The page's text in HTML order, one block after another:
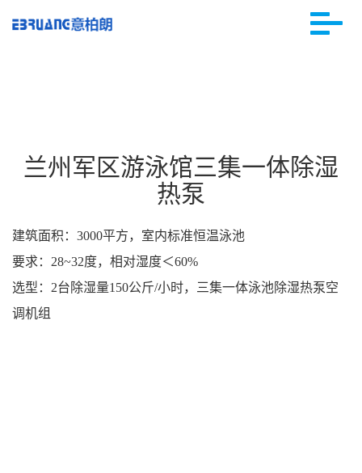
兰州军区游泳馆三集一体除湿
热泵
建筑面积：3000平方，室内标准恒温泳池
要求：28~32度，相对湿度＜60%
选型：2台除湿量150公斤/小时，三集一体泳池除湿热泵空
调机组